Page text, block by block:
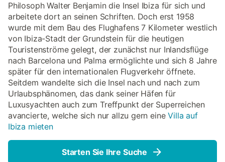
Philosoph Walter Benjamin die Insel Ibiza für sich und
arbeitete dort an seinen Schriften. Doch erst 1958
wurde mit dem Bau des Flughafens 7 Kilometer westlich
von Ibiza-Stadt der Grundstein für die heutigen
Touristenströme gelegt, der zunächst nur Inlandsflüge
nach Barcelona und Palma ermöglichte und sich 8 Jahre
später für den internationalen Flugverkehr öffnete.
Seitdem wandelte sich die Insel nach und nach zum
Urlaubsphänomen, das dank seiner Häfen für
Luxusyachten auch zum Treffpunkt der Superreichen
avancierte, welche sich nur allzu gern eineVilla auf
Ibiza mieten
Starten Sie Ihre Suche